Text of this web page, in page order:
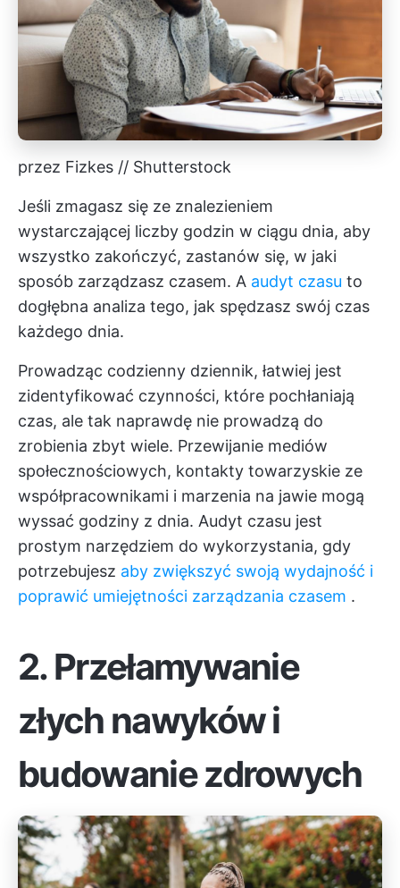
przez Fizkes // Shutterstock
Jeśli zmagasz się ze znalezieniem
wystarczającej liczby godzin w ciągu dnia, aby
wszystko zakończyć, zastanów się, w jaki
sposób zarządzasz czasem. A audyt czasu to
dogłębna analiza tego, jak spędzasz swój czas
każdego dnia.
Prowadząc codzienny dziennik, łatwiej jest
zidentyfikować czynności, które pochłaniają
czas, ale tak naprawdę nie prowadzą do
zrobienia zbyt wiele. Przewijanie mediów
społecznościowych, kontakty towarzyskie ze
współpracownikami i marzenia na jawie mogą
wyssać godziny z dnia. Audyt czasu jest
prostym narzędziem do wykorzystania, gdy
potrzebujesz aby zwiększyć swoją wydajność i
poprawić umiejętności zarządzania czasem .
2. Przełamywanie
złych nawyków i
budowanie zdrowych